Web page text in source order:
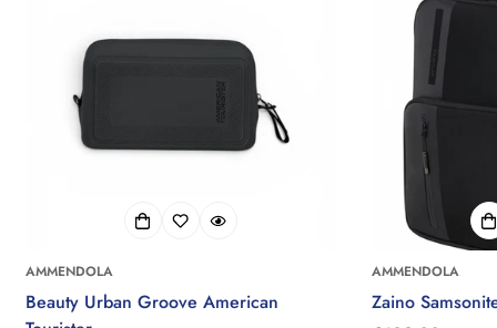
AMMENDOLA
Beauty Urban Groove American
AMMENDOLA
Zaino